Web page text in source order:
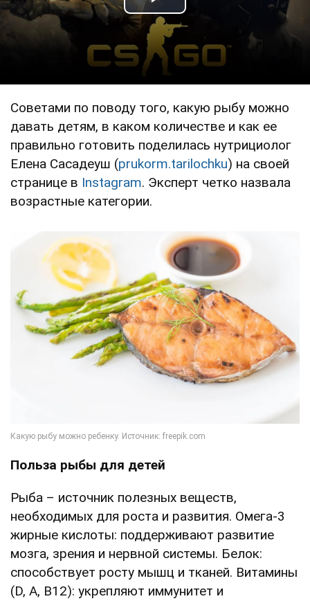
Play Video
Советами по поводу того, какую рыбу можно
давать детям, в каком количестве и как ее
правильно готовить поделилась нутрициолог
Елена Сасадеуш (prukorm.tarilochku) на своей
странице в Instagram. Эксперт четко назвала
возрастные категории.
Польза рыбы для детей
Рыба – источник полезных веществ,
необходимых для роста и развития. Омега-3
жирные кислоты: поддерживают развитие
мозга, зрения и нервной системы. Белок:
способствует росту мышц и тканей. Витамины
(D, A, B12): укрепляют иммунитет и